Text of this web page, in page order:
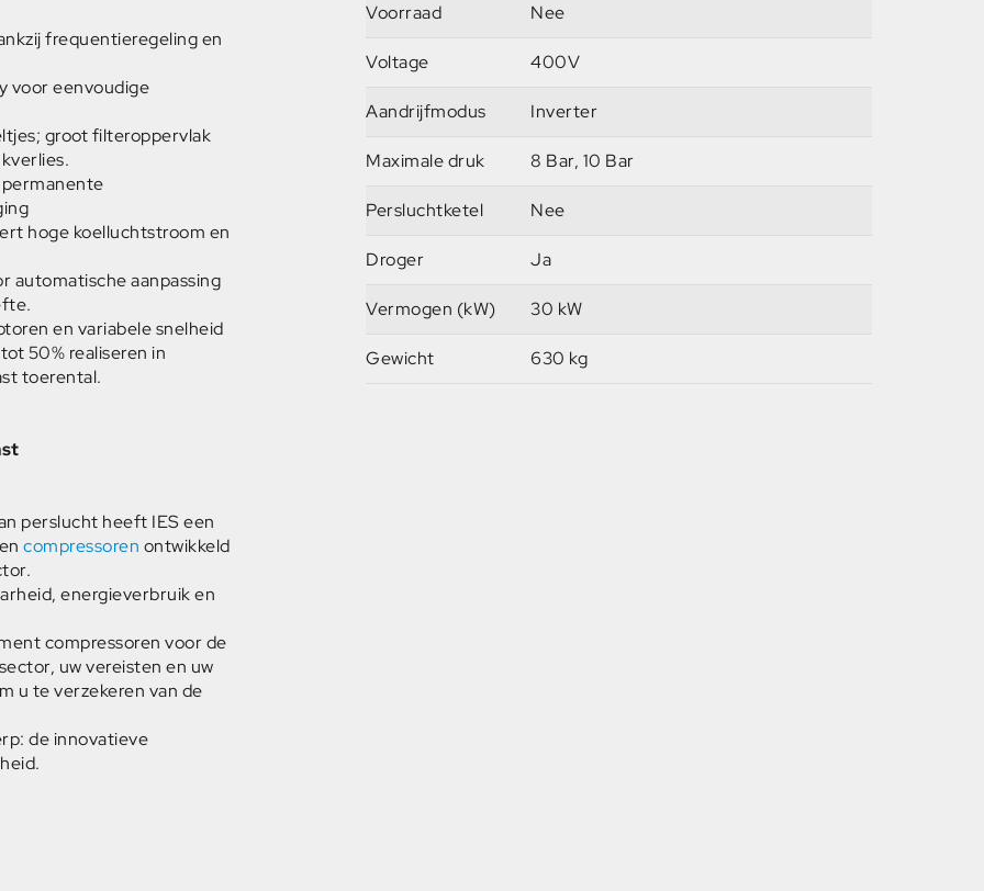
frequentieregeling en
voor eenvoudige
groot filteroppervlak
hoge koelluchtstroom en
automatische aanpassing
en variabele snelheid
50% realiseren in
toerental.
perslucht heeft IES een
compressoren ontwikkeld
energieverbruik en
compressoren voor de
uw vereisten en uw
u te verzekeren van de
de innovatieve
Voorraad Nee
Voltage 400V
Aandrijfmodus Inverter
Maximale druk 8 Bar, 10 Bar
Persluchtketel Nee
Droger Ja
Vermogen (kW) 30 kW
Gewicht 630 kg